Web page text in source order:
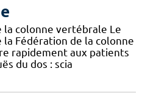
colonne vertébrale Le
Fédération de la colonne
rapidement aux patients
du dos : scia